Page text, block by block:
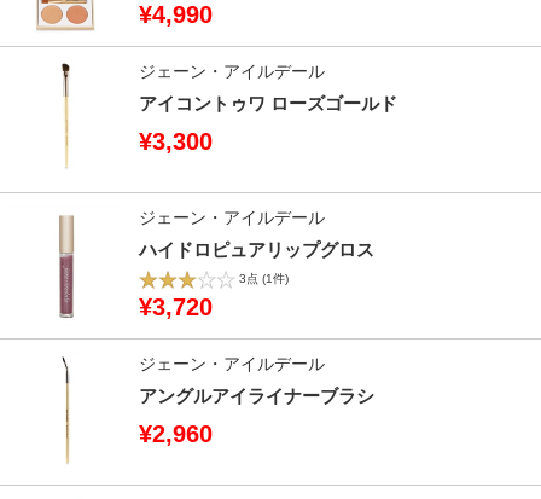
¥4,990
ジェーン・アイルデール
アイコントゥワ ローズゴールド
¥3,300
ジェーン・アイルデール
ハイドロピュアリップグロス
3点 (1件)
¥3,720
ジェーン・アイルデール
アングルアイライナーブラシ
¥2,960